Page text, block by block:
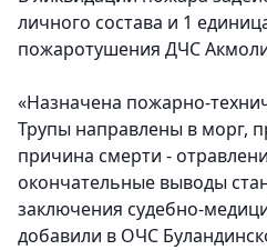
личного состава и 1
пожаротушения ДЧС
«Назначена пожарно-
Трупы направлены в морг,
причина смерти -
окончательные выводы
заключения судебно-
добавили в ОЧС